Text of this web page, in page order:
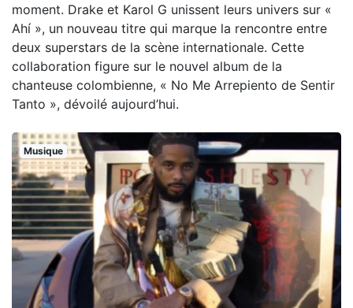
moment. Drake et Karol G unissent leurs univers sur «
Ahí », un nouveau titre qui marque la rencontre entre
deux superstars de la scène internationale. Cette
collaboration figure sur le nouvel album de la
chanteuse colombienne, « No Me Arrepiento de Sentir
Tanto », dévoilé aujourd’hui.
Musique